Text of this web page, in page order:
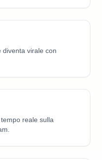
diventa virale con
reale sulla